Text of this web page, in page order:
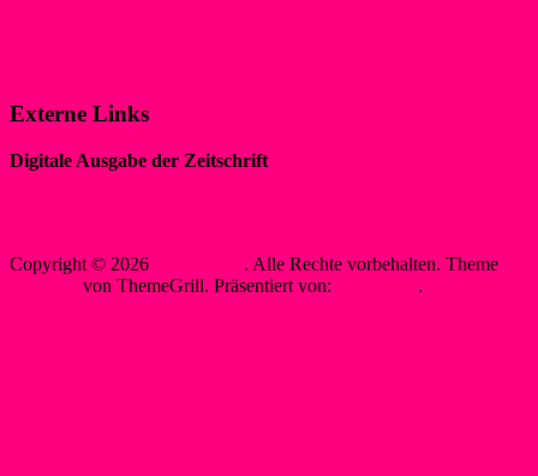
Externe Links
Digitale Ausgabe der Zeitschrift
Copyright © 2026
. Alle Rechte vorbehalten. Theme
von ThemeGrill. Präsentiert von: .